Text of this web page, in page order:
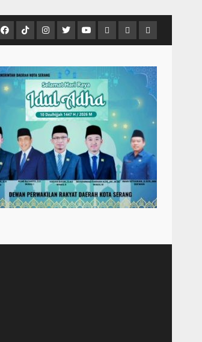
FacebookTiktok
Metropostnews
Group
Instagram
TwitterYoutubeMCTVVIDEO
NEWS
MUSIC
Player
Embed